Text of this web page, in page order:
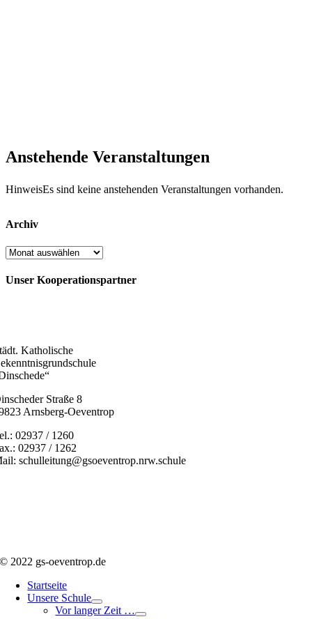
Anstehende Veranstaltungen
HinweisEs sind keine anstehenden Veranstaltungen vorhanden.
Archiv
Archiv
Unser Kooperationspartner
Katholische
Straße 8
Arnsberg-Oeventrop
02937 / 1260
02937 / 1262
schulleitung@gsoeventrop.nrw.schule
© 2022 gs-oeventrop.de
Startseite
Unsere Schule
Vor langer Zeit …